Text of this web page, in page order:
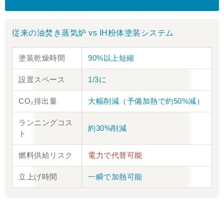
従来の油焚き蒸気炉 vs IH粉体塗装システム
塗装乾燥時間 90%以上短縮
設置スペース 1/3に
CO₂排出量 大幅削減（予備加熱で約50%減）
ランニングコス
ト
約30%削減
燃料供給リスク 電力で代替可能
立上げ時間 一瞬で加熱可能